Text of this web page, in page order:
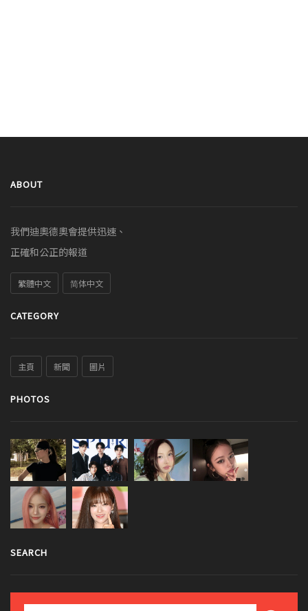
ABOUT
我們迪奧德奧會提供迅速、
正確和公正的報道
繁體中文 简体中文
CATEGORY
主頁 新聞 圖片
PHOTOS
SEARCH